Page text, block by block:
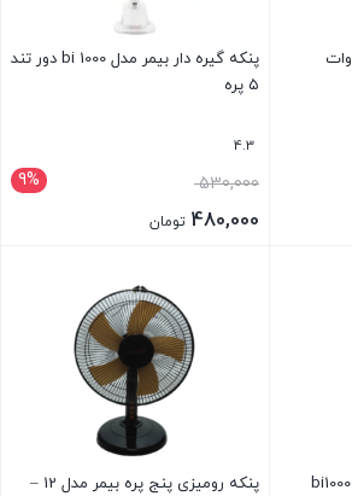
پنکه گیره دار بیمر مدل bi 1000 دور تند
۵ پره
4.3
9% 530,000قیمت
اصلی:480,000 تومان
پنکه رومیزی پنج پره بیمر مدل 12 –